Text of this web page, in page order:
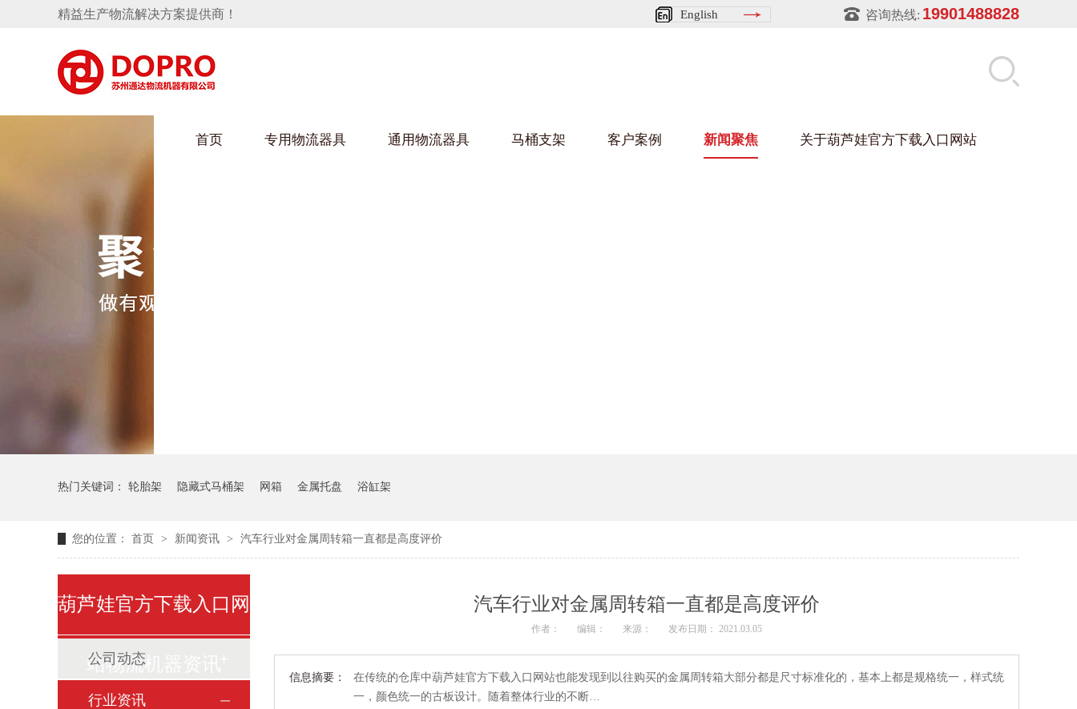
咨询热线: 19901488828
English
精益生产物流解决方案提供商！
首页 专用物流器具
保险杠料架
消声器料架
通用物流器具 马桶支架 客户案例
汽车行业
新闻聚焦 关于葫芦娃官方下载入口网站
热门关键词： 轮胎架 隐藏式马桶架 网箱 金属托盘 浴缸架
您的位置： 首页 > 新闻资讯 > 汽车行业对金属周转箱一直都是高度评价
汽车行业对金属周转箱一直都是高度评价
作者： 编辑： 来源： 发布日期： 2021.03.05
信息摘要：
在传统的仓库中葫芦娃官方下载入口网站也能发现到以往购买的金属周转箱大部分都是尺寸标准化的，基本上都是规格统一，样式统
一，颜色统一的古板设计。随着整体行业的不断…
葫芦娃官方下载入口网
站物流机器资讯
公司动态
行业资讯